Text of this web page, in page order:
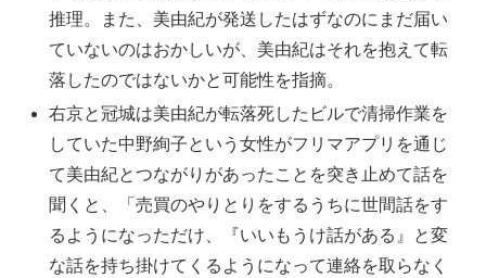
推理。また、美由紀が発送したはずなのにまだ届い
ていないのはおかしいが、美由紀はそれを抱えて転
落したのではないかと可能性を指摘。
右京と冠城は美由紀が転落死したビルで清掃作業を
していた中野絢子という女性がフリマアプリを通じ
て美由紀とつながりがあったことを突き止めて話を
聞くと、「売買のやりとりをするうちに世間話をす
るようになっただけ、『いいもうけ話がある』と変
な話を持ち掛けてくるようになって連絡を取らなく